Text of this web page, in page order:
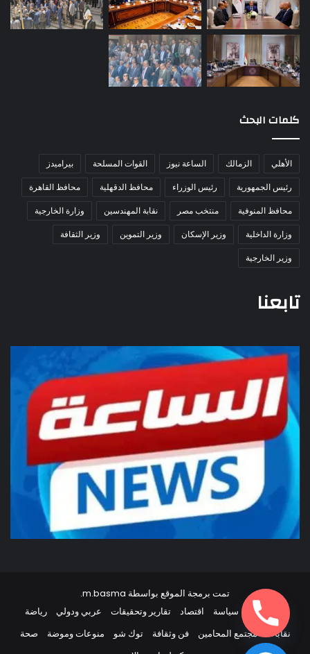
كلمات البحث
الأهلي الزمالك الساعة نيوز القوات المسلحة
بيراميدز
رئيس الجمهورية
رئيس الوزراء محافظ الدقهلية
محافظ القاهرة
محافظ المنوفية
منتخب مصر نقابة المهندسين
وزارة الخارجية
وزارة الداخلية
وزير الإسكان وزير التموين
وزير الثقافة
وزير الخارجية
تابعنا
تمت برمجة الموقع بواسطة m.basma
.
أخبار مصر
سياسة اقتصاد تقارير وتحقيقات عربي ودولي
رياضة
نقابات
مجتمع المحامين فن وثقافة توك شو منوعات وموضة
صحة